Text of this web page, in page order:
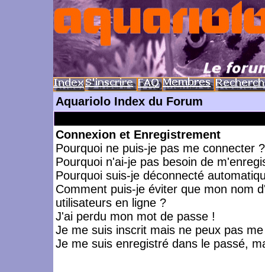
Aquariolo Index du Forum
Connexion et Enregistrement
Pourquoi ne puis-je pas me connecter ?
Pourquoi n'ai-je pas besoin de
Pourquoi suis-je déconnecté
Comment puis-je éviter que mon nom
utilisateurs en ligne ?
J'ai perdu mon mot de passe !
Je me suis inscrit mais ne peux pas
Je me suis enregistré dans le passé,